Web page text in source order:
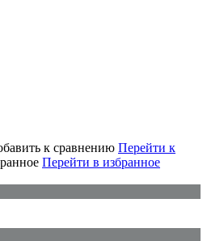
к сравнению Перейти к
Перейти в избранное